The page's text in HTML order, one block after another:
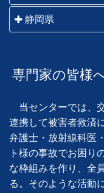
市・弥富市・あま
市・知多市・岡崎
市・大垣市・海津
児市・郡上市・多
桑名市・いなべ市
市・松阪市・伊勢
静岡県
磐田市・森町・浜
専門家の皆様
当センターでは、
連携して被害者救済
弁護士・放射線科医
ト様の事故でお困り
な枠組みを作り、全
る。そのような活動